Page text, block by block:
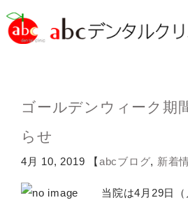
ゴールデンウィーク期
らせ
4月 10, 2019 【abcブログ, 新着
当院は4月29日（